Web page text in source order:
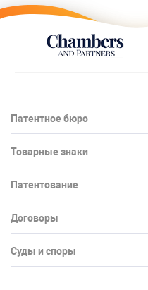
Патентное бюро
Товарные знаки
Патентование
Договоры
Суды и споры